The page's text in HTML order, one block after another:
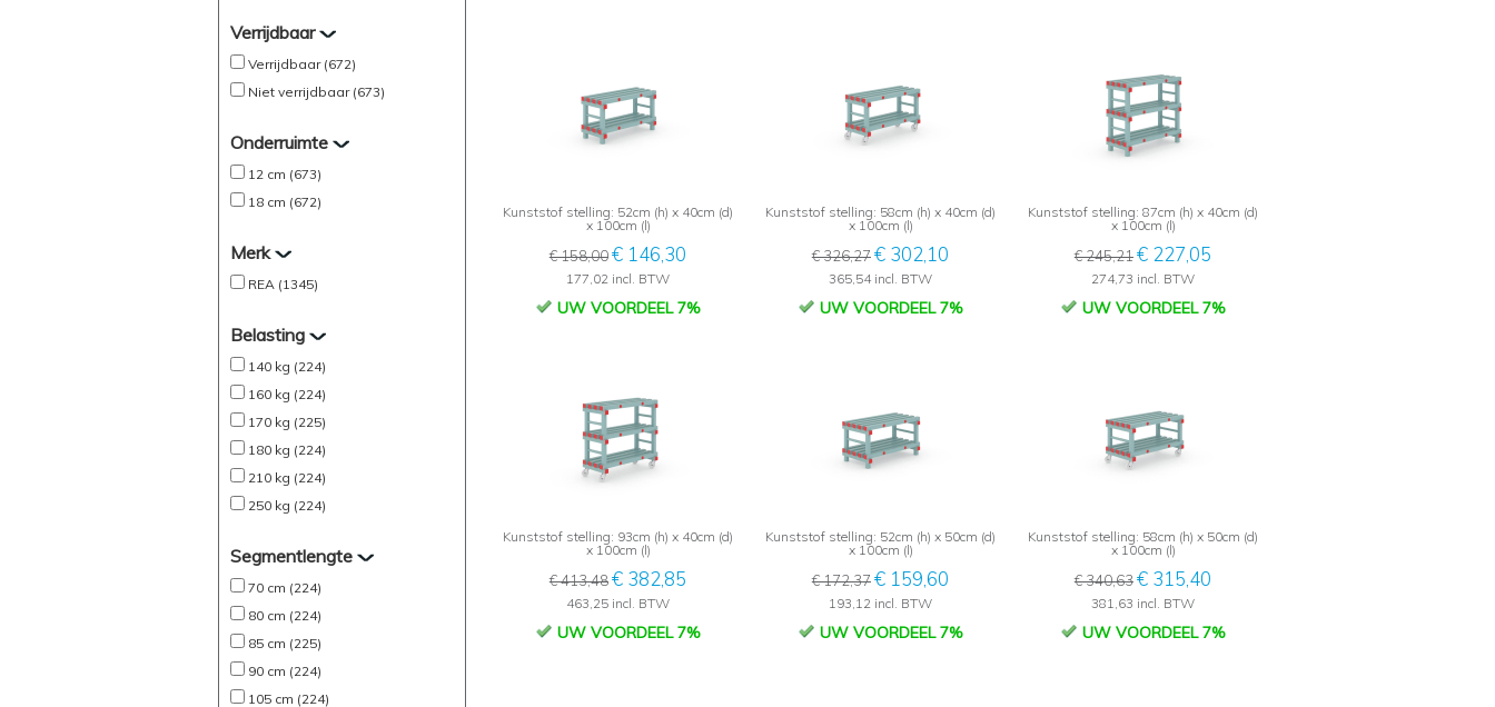
Verrijdbaar
Verrijdbaar (672)
Niet verrijdbaar (673)
Onderruimte
12 cm (673)
18 cm (672)
Merk
REA (1345)
Belasting
140 kg (224)
160 kg (224)
170 kg (225)
180 kg (224)
210 kg (224)
250 kg (224)
Segmentlengte
70 cm (224)
80 cm (224)
85 cm (225)
90 cm (224)
105 cm (224)
Kunststof stelling: 52cm (h) x 40cm (d)
x 100cm (l)
€ 158,00€ 146,30
177,02 incl. BTW
UW VOORDEEL 7%
Kunststof stelling: 58cm (h) x 40cm (d)
x 100cm (l)
€ 326,27€ 302,10
365,54 incl. BTW
UW VOORDEEL 7%
Kunststof stelling: 87cm (h) x 40cm (d)
x 100cm (l)
€ 245,21€ 227,05
274,73 incl. BTW
UW VOORDEEL 7%
Kunststof stelling: 93cm (h) x 40cm (d)
x 100cm (l)
€ 413,48€ 382,85
463,25 incl. BTW
UW VOORDEEL 7%
Kunststof stelling: 52cm (h) x 50cm (d)
x 100cm (l)
€ 172,37€ 159,60
193,12 incl. BTW
UW VOORDEEL 7%
Kunststof stelling: 58cm (h) x 50cm (d)
x 100cm (l)
€ 340,63€ 315,40
381,63 incl. BTW
UW VOORDEEL 7%